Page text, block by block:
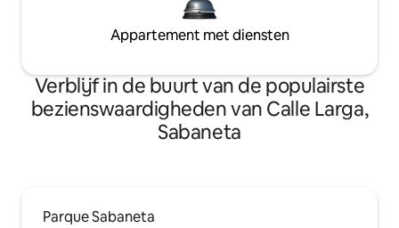
Appartement met diensten
Verblijf in de buurt van de populairste
bezienswaardigheden van Calle Larga,
Sabaneta
Parque Sabaneta